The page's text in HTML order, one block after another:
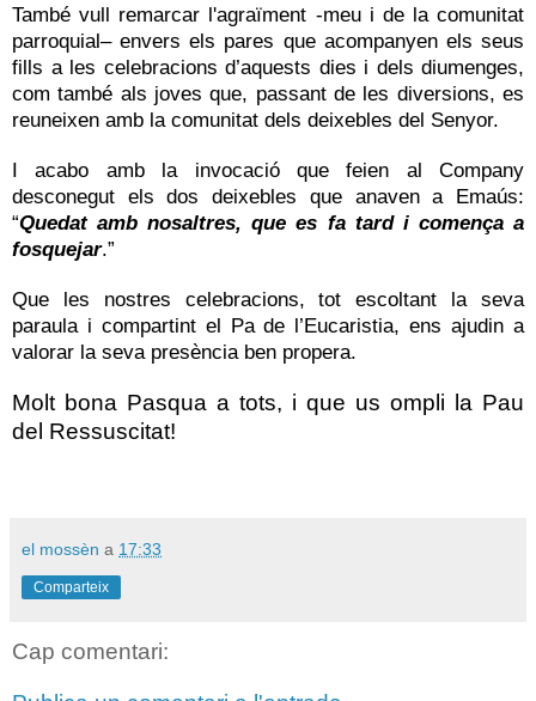
També vull remarcar l'agraïment -meu i de la comunitat
parroquial– envers els pares que acompanyen els seus
fills a les celebracions d’aquests dies i dels diumenges,
com també als joves que, passant de les diversions, es
reuneixen amb la comunitat dels deixebles del Senyor.
I acabo amb la invocació que feien al Company
desconegut els dos deixebles que anaven a Emaús:
“Quedat amb nosaltres, que es fa tard i comença a
fosquejar.”
Que les nostres celebracions, tot escoltant la seva
paraula i compartint el Pa de l’Eucaristia, ens ajudin a
valorar la seva presència ben propera.
Molt bona Pasqua a tots, i que us ompli la Pau
del Ressuscitat!
el mossèn a 17:33
Comparteix
Cap comentari: